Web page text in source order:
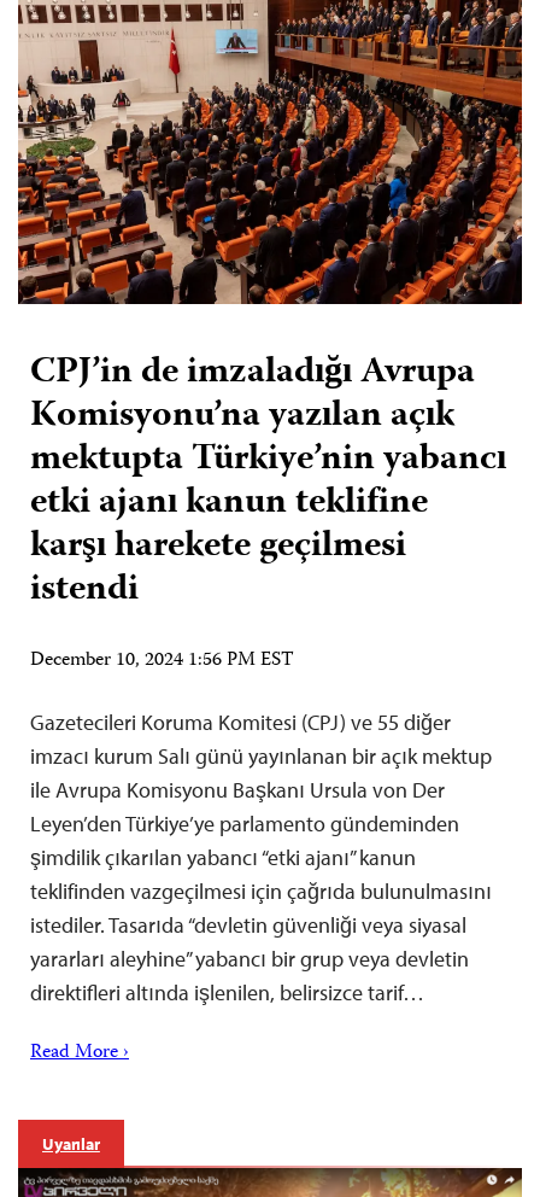
CPJ’in de imzaladığı Avrupa
Komisyonu’na yazılan açık
mektupta Türkiye’nin yabancı
etki ajanı kanun teklifine
karşı harekete geçilmesi
istendi
December 10, 2024 1:56 PM EST
Gazetecileri Koruma Komitesi (CPJ) ve 55 diğer
imzacı kurum Salı günü yayınlanan bir açık mektup
ile Avrupa Komisyonu Başkanı Ursula von Der
Leyen’den Türkiye’ye parlamento gündeminden
şimdilik çıkarılan yabancı “etki ajanı” kanun
teklifinden vazgeçilmesi için çağrıda bulunulmasını
istediler. Tasarıda “devletin güvenliği veya siyasal
yararları aleyhine” yabancı bir grup veya devletin
direktifleri altında işlenilen, belirsizce tarif…
Read More ›
Uyarılar